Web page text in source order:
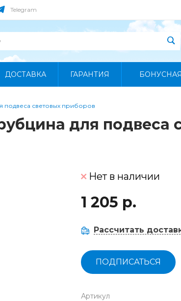
Telegram
ДОСТАВКА ГАРАНТИЯ
подвеса световых приборов
для подвеса
Нет в наличии
1 205 р.
Рассчитать
ПОДПИСАТЬСЯ
Артикул